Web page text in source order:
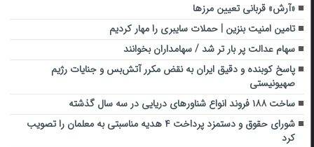
«آرش» قربانی تعیین مرزها
تامین امنیت بنزین | حملات سایبری را مهار کردیم
سهام عدالت پر بار تر شد / سهامداران بخوانند
پاسخ کوبنده و دقیق ایران به نقض مکرر آتش‌بس و جنایات رژیم
صهیونیستی
ساخت ۱۸۸ فروند انواع شناورهای دریایی در سه سال گذشته
شورای حقوق و دستمزد پرداخت ۴ هدیه مناسبتی به معلمان را تصویب
کرد